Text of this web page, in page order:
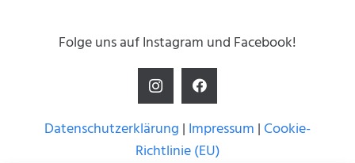
Folge uns auf Instagram und Facebook!
Datenschutzerklärung | Impressum | Cookie-
Richtlinie (EU)